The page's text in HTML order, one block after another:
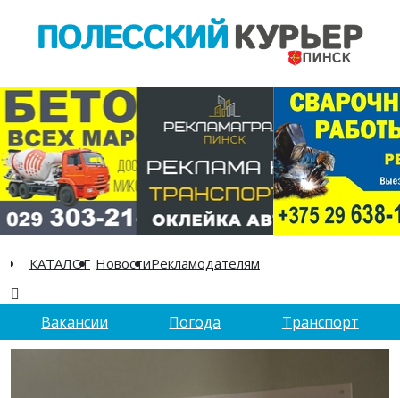
КАТАЛОГ НовостиРекламодателям
Вакансии Погода Транспорт